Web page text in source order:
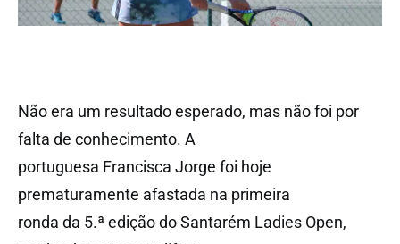
Não era um resultado esperado, mas não foi por
falta de conhecimento. A
portuguesa Francisca Jorge foi hoje
prematuramente afastada na primeira
ronda da 5.ª edição do Santarém Ladies Open,